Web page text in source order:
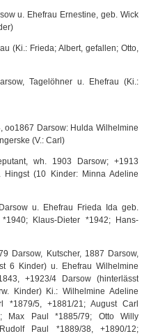
u. Ehefrau Ernestine, geb. Wick
(Ki.: Frieda; Albert, gefallen; Otto,
Tagelöhner u. Ehefrau (Ki.:
oo1867 Darsow: Hulda Wilhelmine
(V.: Carl)
wh. 1903 Darsow; +1913
Hingst (10 Kinder: Minna Adeline
u. Ehefrau Frieda Ida geb.
Klaus-Dieter *1942; Hans-
Darsow, Kutscher, 1887 Darsow,
6 Kinder) u. Ehefrau Wilhelmine
+1923/4 Darsow (hinterlässt
Kinder) Ki.: Wilhelmine Adeline
*1879/5, +1881/21; August Carl
Max Paul *1885/79; Otto Willy
Paul *1889/38, +1890/12;